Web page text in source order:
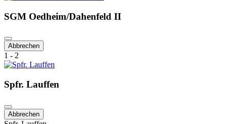
SGM Oedheim/Dahenfeld II
Abbrechen
1 - 2
Spfr. Lauffen
Abbrechen